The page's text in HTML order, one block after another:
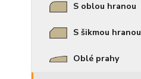
S oblou hranou
S šikmou hranou
Oblé prahy